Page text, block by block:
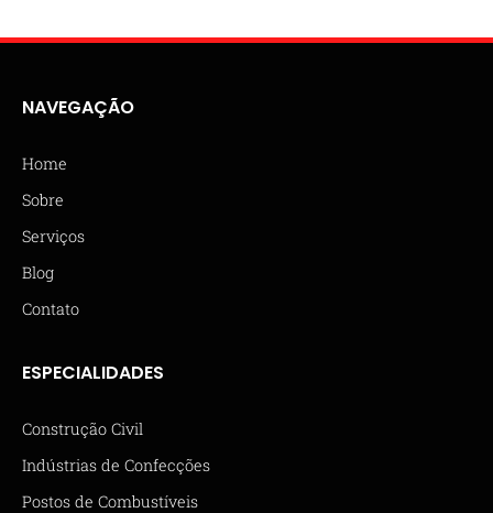
NAVEGAÇÃO
Home
Sobre
Serviços
Blog
Contato
ESPECIALIDADES
Construção Civil
Indústrias de Confecções
Postos de Combustíveis